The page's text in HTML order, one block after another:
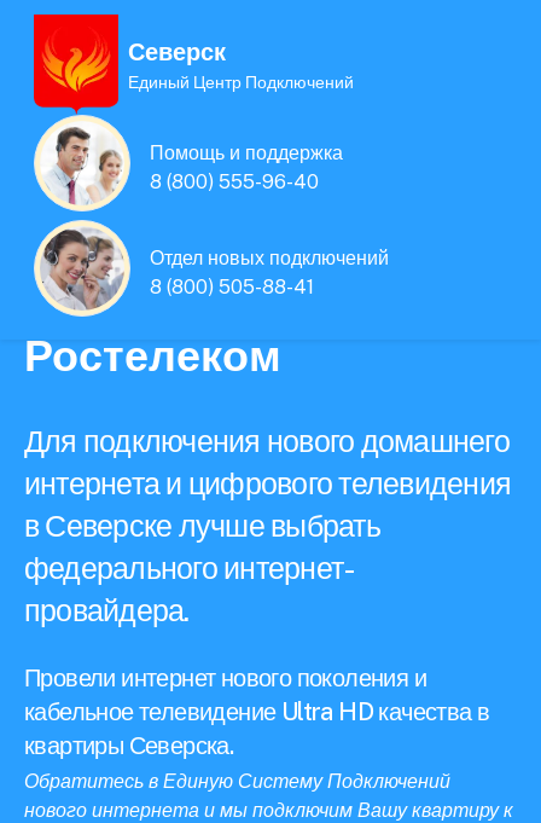
Северск
Единый Центр Подключений
Помощь и поддержка
8 (800) 555-96-40
Отдел новых подключений
8 (800) 505-88-41
Единая Система
Подключений
нового интернета и
телевидения
Ростелеком
Для подключения нового домашнего
интернета и цифрового телевидения
в Северске лучше выбрать
федерального интернет-
провайдера.
Провели интернет нового поколения и
кабельное телевидение Ultra HD качества в
квартиры Северска.
Обратитесь в Единую Систему Подключений
нового интернета и мы подключим Вашу квартиру к